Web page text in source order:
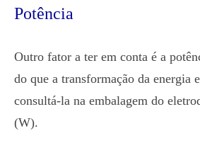
Potência
Outro fator a ter em conta é a
do que a transformação da energia
consultá-la na embalagem do
(W).